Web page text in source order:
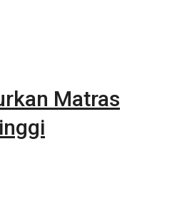
Matras